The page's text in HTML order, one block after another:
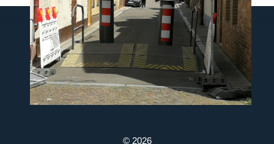
INFORMATIONEN
IMPRESSUM
DATENSCHUTZ
FAQs
© 2026